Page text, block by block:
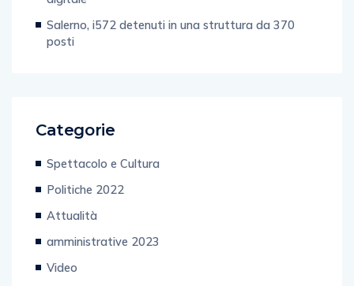
Salerno, i572 detenuti in una struttura da 370
posti
Categorie
Spettacolo e Cultura
Politiche 2022
Attualità
amministrative 2023
Video